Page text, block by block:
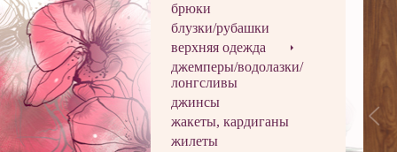
брюки
блузки/рубашки
верхняя одежда
джемперы/водолазки/
лонгсливы
джинсы
жакеты, кардиганы
жилеты